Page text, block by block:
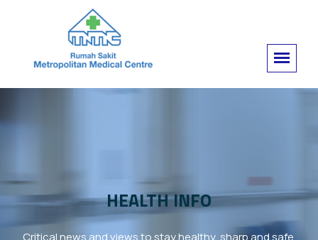
HEALTH INFO
Critical news and views to stay healthy, sharp and safe.